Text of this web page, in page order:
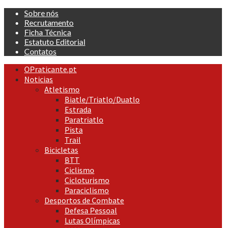
Skip
content
Sobre nós
Recrutamento
Ficha Técnica
Estatuto Editorial
Contatos
Primary
Menu
OPraticante.pt
Noticias
Atletismo
Biatle/Triatlo/Duatlo
Estrada
Paratriatlo
Pista
Trail
Bicicletas
BTT
Ciclismo
Cicloturismo
Paraciclismo
Desportos de Combate
Defesa Pessoal
Lutas Olímpicas